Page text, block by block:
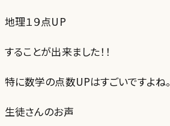
地理１９点UP
することが出来ました！！
特に数学の点数UPはすごいですよね。
生徒さんのお声